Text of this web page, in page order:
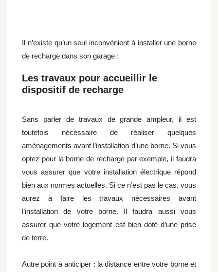
Il n’existe qu’un seul inconvénient à installer une borne
de recharge dans son garage :
Les travaux pour accueillir le
dispositif de recharge
Sans parler de travaux de grande ampleur, il est
toutefois nécessaire de réaliser quelques
aménagements avant l’installation d’une borne. Si vous
optez pour la borne de recharge par exemple, il faudra
vous assurer que votre installation électrique répond
bien aux normes actuelles. Si ce n’est pas le cas, vous
aurez à faire les travaux nécessaires avant
l’installation de votre borne. Il faudra aussi vous
assurer que votre logement est bien doté d’une prise
de terre.
Autre point à anticiper : la distance entre votre borne et